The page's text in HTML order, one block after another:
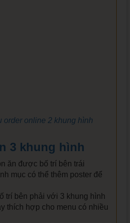
order online 2 khung hình
3 khung hình
ăn được bố trí bên trái
mục có thể thêm poster để
trí bên phải với 3 khung hình
thích hợp cho menu có nhiều